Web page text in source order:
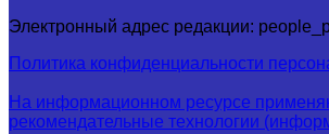
Электронный адрес редакции:
Политика конфиденциальности
На информационном ресурсе
рекомендательные технологии